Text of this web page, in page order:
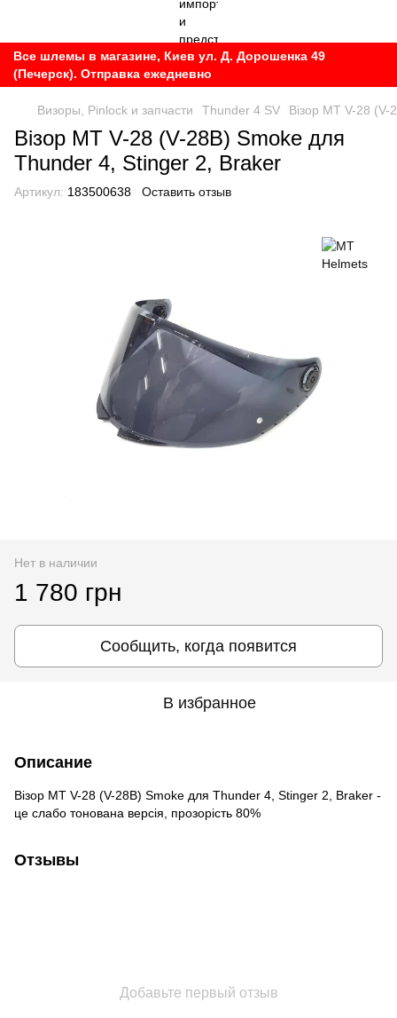
Все шлемы в магазине, Киев ул. Д. Дорошенка 49
(Печерск). Отправка ежедневно
Визоры, Pinlock и запчасти Thunder 4 SV Візор MT V-28
Візор MT V-28 (V-28B) Smoke для
Thunder 4, Stinger 2, Braker
Артикул: 183500638 Оставить отзыв
Нет в наличии
1 780 грн
Сообщить, когда появится
В избранное
Описание
Візор MT V-28 (V-28B) Smoke для Thunder 4, Stinger 2, Braker -
це слабо тонована версія, прозорість 80%
Отзывы
Добавьте первый отзыв